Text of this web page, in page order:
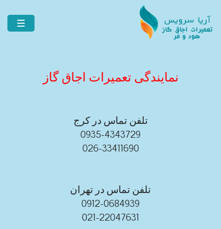
نمایندگی تعمیرات اجاق گاز
تلفن تماس در کرج
0935-4343729
026-33411690
تلفن تماس در تهران
0912-0684939
021-22047631